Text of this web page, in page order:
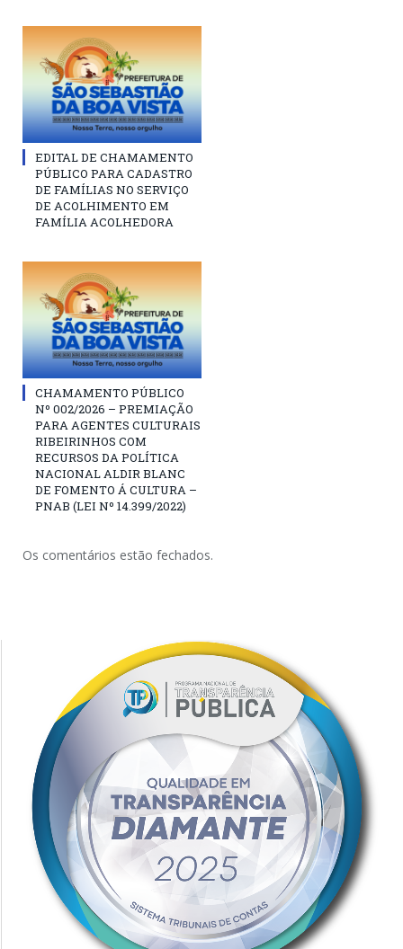
EDITAL DE CHAMAMENTO
PÚBLICO PARA CADASTRO
DE FAMÍLIAS NO SERVIÇO
DE ACOLHIMENTO EM
FAMÍLIA ACOLHEDORA
CHAMAMENTO PÚBLICO
Nº 002/2026 – PREMIAÇÃO
PARA AGENTES CULTURAIS
RIBEIRINHOS COM
RECURSOS DA POLÍTICA
NACIONAL ALDIR BLANC
DE FOMENTO Á CULTURA –
PNAB (LEI Nº 14.399/2022)
Os comentários estão fechados.